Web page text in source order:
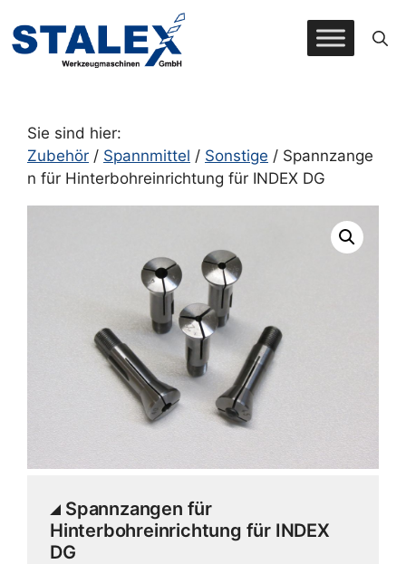
Inhalt
springen
Sie sind hier:
Zubehör / Spannmittel / Sonstige / Spannzange
n für Hinterbohreinrichtung für INDEX DG
Spannzangen für
Hinterbohreinrichtung für INDEX
DG